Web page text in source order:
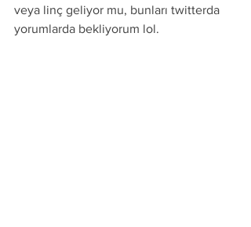
veya linç geliyor mu, bunları twitterda
yorumlarda bekliyorum lol.